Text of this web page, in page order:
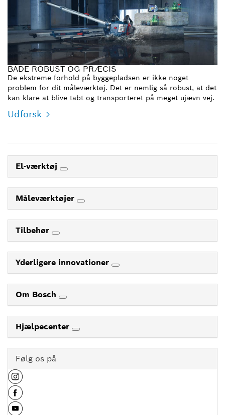
BÅDE ROBUST OG PRÆCIS
De ekstreme forhold på byggepladsen er ikke noget
problem for dit måleværktøj. Det er nemlig så robust, at det
kan klare at blive tabt og transporteret på meget ujævn vej.
Udforsk
El-værktøj
Måleværktøjer
Tilbehør
Yderligere innovationer
Om Bosch
Hjælpecenter
Følg os på